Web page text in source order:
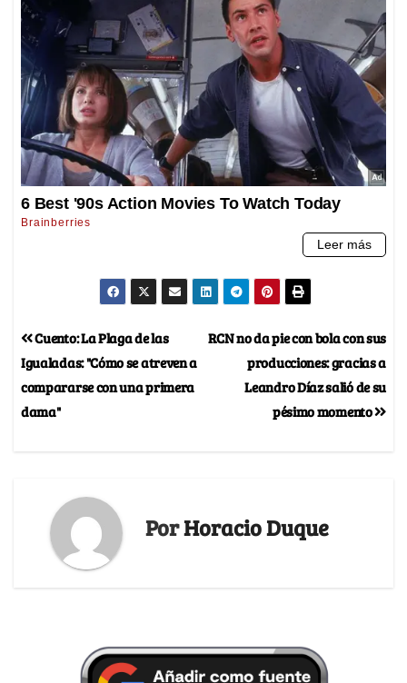
RCN no da pie con bola con sus
producciones: gracias a
Leandro Díaz salió de su
pésimo momento
Cuento: La Plaga de las
Igualadas: "Cómo se atreven a
compararse con una primera
dama"
PorHoracio Duque